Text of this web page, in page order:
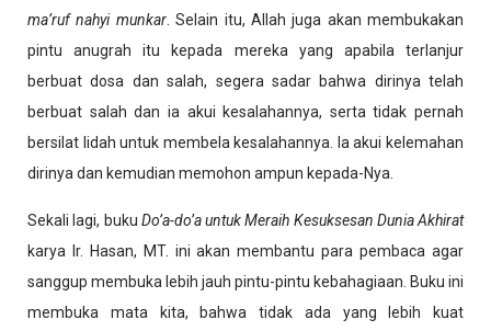
ma’ruf nahyi munkar. Selain itu, Allah juga akan membukakan
pintu anugrah itu kepada mereka yang apabila terlanjur
berbuat dosa dan salah, segera sadar bahwa dirinya telah
berbuat salah dan ia akui kesalahannya, serta tidak pernah
bersilat lidah untuk membela kesalahannya. Ia akui kelemahan
dirinya dan kemudian memohon ampun kepada-Nya.
Sekali lagi, buku Do’a-do’a untuk Meraih Kesuksesan Dunia Akhirat
karya Ir. Hasan, MT. ini akan membantu para pembaca agar
sanggup membuka lebih jauh pintu-pintu kebahagiaan. Buku ini
membuka mata kita, bahwa tidak ada yang lebih kuat